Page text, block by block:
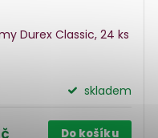
Durex Classic, 24 ks
skladem
Do košíku